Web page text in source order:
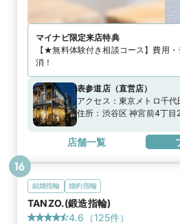
マイナビ限定来店特典
【★無料体験付き相談コース】費用
消！
表参道店（直営店）
アクセス： 東京メトロ千
住所： 渋谷区 神宮前4丁
店舗一覧
結婚指輪 婚約指輪
TANZO.(鍛造指輪)
4.6 （125件）
16